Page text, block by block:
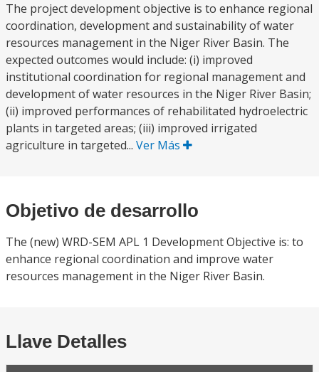
The project development objective is to enhance regional
coordination, development and sustainability of water
resources management in the Niger River Basin. The
expected outcomes would include: (i) improved
institutional coordination for regional management and
development of water resources in the Niger River Basin;
(ii) improved performances of rehabilitated hydroelectric
plants in targeted areas; (iii) improved irrigated
agriculture in targeted... Ver Más
Objetivo de desarrollo
The (new) WRD-SEM APL 1 Development Objective is: to
enhance regional coordination and improve water
resources management in the Niger River Basin.
Llave Detalles